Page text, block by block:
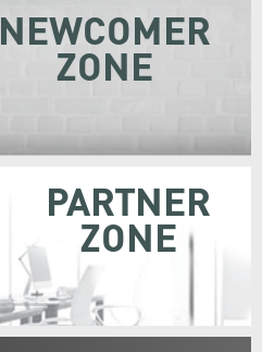
NEWCOMER
ZONE
PARTNER
ZONE